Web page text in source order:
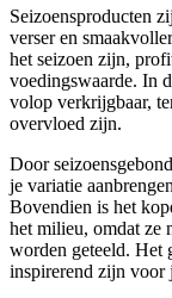
Seizoensproducten
verser en
het seizoen zijn,
voedingswaarde. In
volop verkrijgbaar,
overvloed zijn.
Door
je variatie
Bovendien is het
het milieu, omdat ze
worden geteeld. Het
inspirerend zijn voor